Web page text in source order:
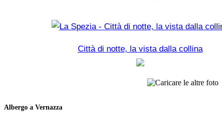
Città di notte, la vista dalla collina
Albergo a Vernazza